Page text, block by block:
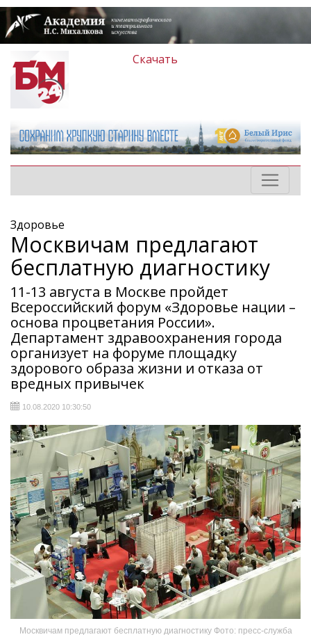
Скачать
Здоровье
Москвичам предлагают
бесплатную диагностику
11-13 августа в Москве пройдет
Всероссийский форум «Здоровье нации –
основа процветания России».
Департамент здравоохранения города
организует на форуме площадку
здорового образа жизни и отказа от
вредных привычек
10.08.2020 10:30:50
Москвичам предлагают бесплатную диагностику Фото: пресс-служба